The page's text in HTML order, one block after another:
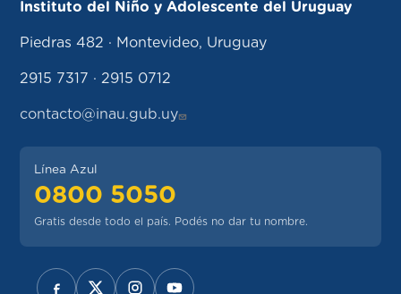
Instituto del Niño y Adolescente del Uruguay
Piedras 482 · Montevideo, Uruguay
2915 7317 · 2915 0712
contacto@inau.gub.uy
Línea Azul
0800 5050
Gratis desde todo el país. Podés no dar tu nombre.
REDES SOCIALES